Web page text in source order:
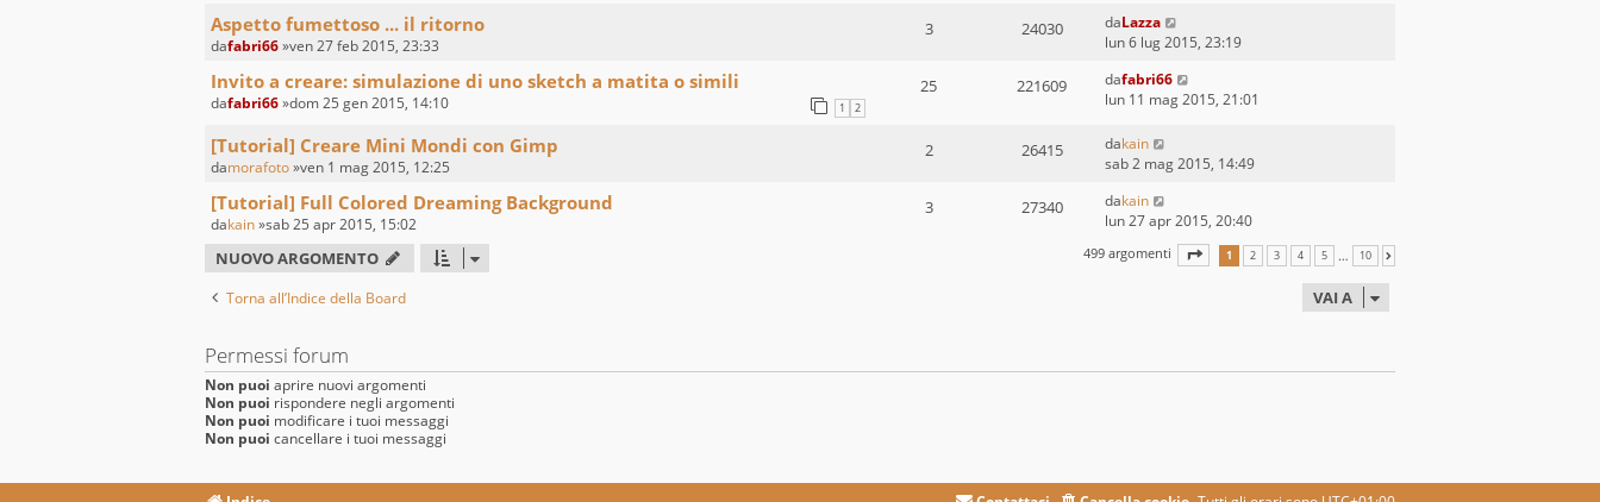
Aspetto fumettoso ... il ritorno
dafabri66»ven 27 feb 2015, 23:33
3 24030 daLazza
lun 6 lug 2015, 23:19
Invito a creare: simulazione di uno sketch a matita o simili
dafabri66»dom 25 gen 2015, 14:10 1 2
25 221609 dafabri66
lun 11 mag 2015, 21:01
[Tutorial] Creare Mini Mondi con Gimp
damorafoto»ven 1 mag 2015, 12:25
2 26415 dakain
sab 2 mag 2015, 14:49
[Tutorial] Full Colored Dreaming Background
dakain»sab 25 apr 2015, 15:02
3 27340 dakain
lun 27 apr 2015, 20:40
NUOVO ARGOMENTO 499 argomenti PAGINA 1DI 10
1 2 3 4 5 … 10
Torna all’Indice della Board VAI A
Permessi forum
Non puoi aprire nuovi argomenti
Non puoi rispondere negli argomenti
Non puoi modificare i tuoi messaggi
Non puoi cancellare i tuoi messaggi